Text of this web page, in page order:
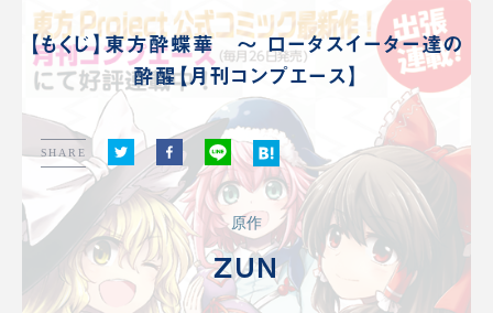
【もくじ】東方酔蝶華 〜 ロータスイーター達の
酔醒【月刊コンプエース】
SHARE
原作
ZUN